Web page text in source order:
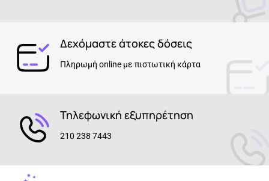
Δεχόμαστε άτοκες δόσεις
Πληρωμή online με πιστωτική κάρτα
Τηλεφωνική εξυπηρέτηση
210 238 7443